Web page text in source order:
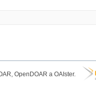
OpenDOAR a OAIster.